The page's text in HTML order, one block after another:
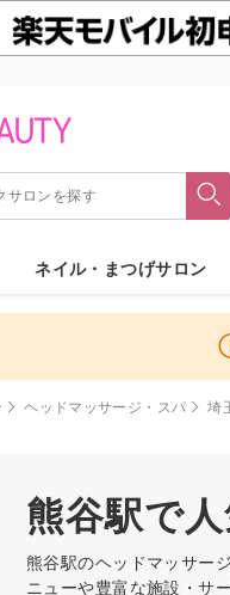
ネイル・まつげサロン
ヘッドマッサージ・スパ 埼
熊谷駅で
熊谷駅のヘッドマッサー
ニューや豊富な施設・サ